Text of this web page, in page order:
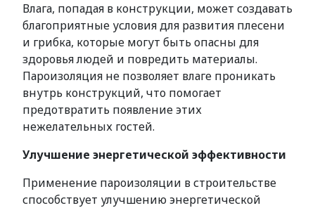
Влага, попадая в конструкции, может создавать
благоприятные условия для развития плесени
и грибка, которые могут быть опасны для
здоровья людей и повредить материалы.
Пароизоляция не позволяет влаге проникать
внутрь конструкций, что помогает
предотвратить появление этих
нежелательных гостей.
Улучшение энергетической эффективности
Применение пароизоляции в строительстве
способствует улучшению энергетической